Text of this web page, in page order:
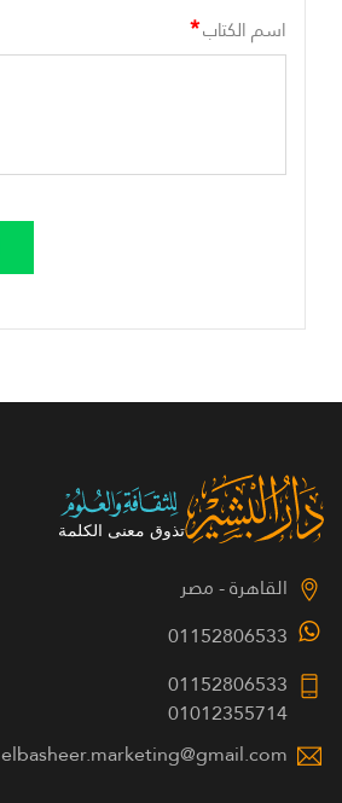
اسم الكتاب*
القاهرة - مصر
01152806533
01152806533
01012355714
elbasheer.marketing@gmail.com